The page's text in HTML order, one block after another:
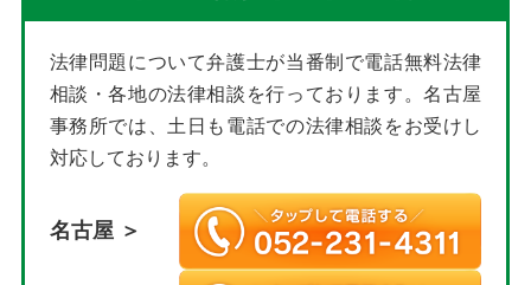
法律問題について弁護士が当番制で電話無料法律
相談・各地の法律相談を行っております。名古屋
事務所では、土日も電話での法律相談をお受けし
対応しております。
名古屋 ＞